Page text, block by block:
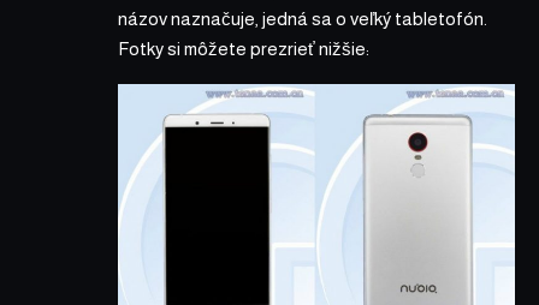
názov naznačuje, jedná sa o veľký tabletofón.
Fotky si môžete prezrieť nižšie: